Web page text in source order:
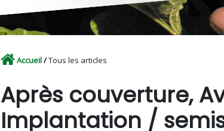
Accueil/Tous les articles
Après couverture,
Implantation /